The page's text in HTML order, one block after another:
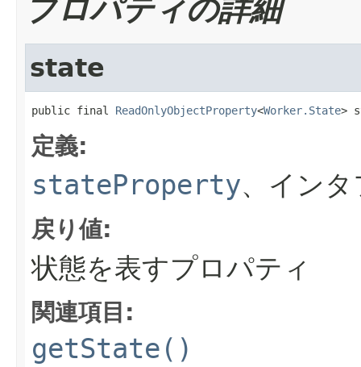
プロパティの詳細
state
public final ReadOnlyObjectProperty<Worker.State>
定義:
stateProperty、イン
戻り値:
状態を表すプロパティ
関連項目:
getState()